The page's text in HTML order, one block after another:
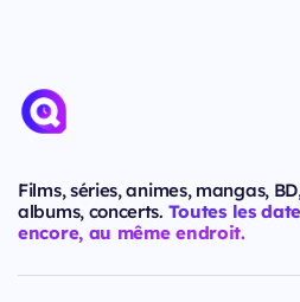
Films, séries, animes, mangas,
albums, concerts. Toutes les
encore, au même endroit.